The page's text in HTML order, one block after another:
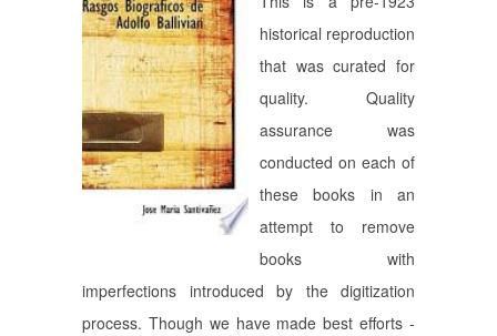
historical reproduction
that was curated for
quality. Quality
assurance was
conducted on each of
these books in an
attempt to remove
books with
imperfections introduced by the digitization
process. Though we have made best efforts -